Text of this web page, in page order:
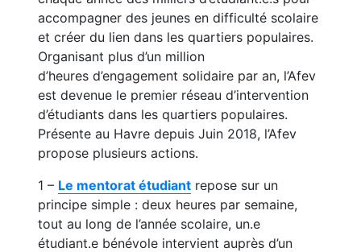
accompagner des jeunes en difficulté scolaire
et créer du lien dans les quartiers populaires.
Organisant plus d’un million
d’heures d’engagement solidaire par an, l’Afev
est devenue le premier réseau d’intervention
d’étudiants dans les quartiers populaires.
Présente au Havre depuis Juin 2018, l’Afev
propose plusieurs actions.
1 – Le mentorat étudiant repose sur un
principe simple : deux heures par semaine,
tout au long de l’année scolaire, un.e
étudiant.e bénévole intervient auprès d’un